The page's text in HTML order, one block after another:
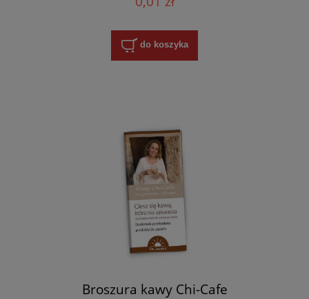
do koszyka
Broszura kawy Chi-Cafe